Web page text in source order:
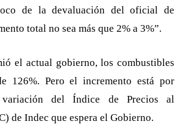
de la devaluación del oficial de
total no sea más que 2% a 3%”.
el actual gobierno, los combustibles
126%. Pero el incremento está por
del Índice de Precios al
de Indec que espera el Gobierno.